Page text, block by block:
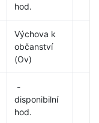
hod.
Výchova k
občanství
(Ov)
-
disponibilní
hod.